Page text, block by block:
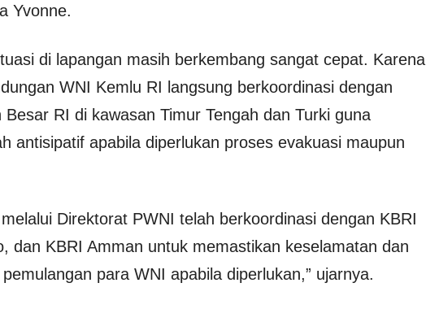
Yvonne.
di lapangan masih berkembang sangat cepat. Karena
WNI Kemlu RI langsung berkoordinasi dengan
RI di kawasan Timur Tengah dan Turki guna
antisipatif apabila diperlukan proses evakuasi maupun
Direktorat PWNI telah berkoordinasi dengan KBRI
dan KBRI Amman untuk memastikan keselamatan dan
para WNI apabila diperlukan,” ujarnya.